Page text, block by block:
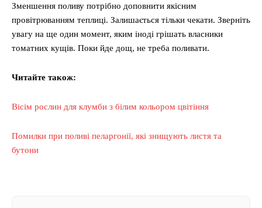
Зменшення поливу потрібно доповнити якісним
провітрюванням теплиці. Залишається тільки чекати. Зверніть
увагу на ще один момент, яким іноді грішать власники
томатних кущів. Поки йде дощ, не треба поливати.
Читайте також:
Вісім рослин для клумби з білим кольором цвітіння
Помилки при поливі пеларгонії, які знищують листя та
бутони